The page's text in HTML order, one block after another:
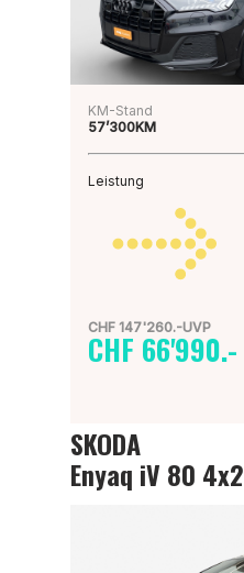
KM-Stand
57’300KM
Leistung
CHF 147'260.-UVP
CHF 66'990.-
SKODA
Enyaq iV 80 4x2